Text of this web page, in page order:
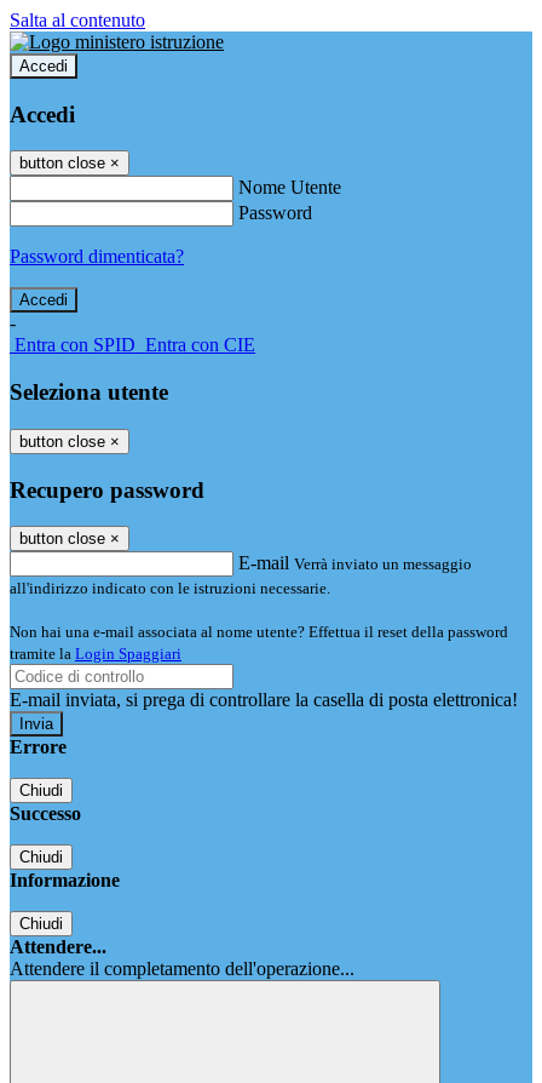
Salta al contenuto
Accedi
Accedi
button close ×
Nome Utente
Password
Password dimenticata?
-
Entra con SPID Entra con CIE
Seleziona utente
button close ×
Recupero password
button close ×
E-mail Verrà inviato un messaggio
all'indirizzo indicato con le istruzioni necessarie.
Non hai una e-mail associata al nome utente? Effettua il reset della password
tramite la Login Spaggiari
E-mail inviata, si prega di controllare la casella di posta elettronica!
Errore
Chiudi
Successo
Chiudi
Informazione
Chiudi
Attendere...
Attendere il completamento dell'operazione...